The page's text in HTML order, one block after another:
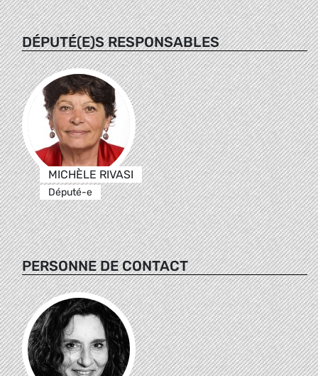
DÉPUTÉ(E)S RESPONSABLES
MICHÈLE RIVASI
Député-e
PERSONNE DE CONTACT